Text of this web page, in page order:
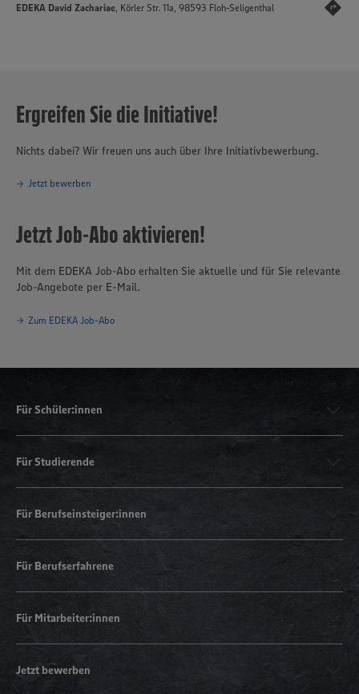
EDEKA David Zachariae , Körler Str. 11a, 98593 Floh-Seligenthal
Ergreifen Sie die Initiative!
Nichts dabei? Wir freuen uns auch über Ihre Initiativbewerbung.
Jetzt bewerben
Jetzt Job-Abo aktivieren!
Mit dem EDEKA Job-Abo erhalten Sie aktuelle und für Sie relevante
Job-Angebote per E-Mail.
Zum EDEKA Job-Abo
Für Schüler:innen
Für Studierende
Für Berufseinsteiger:innen
Für Berufserfahrene
Für Mitarbeiter:innen
Jetzt bewerben